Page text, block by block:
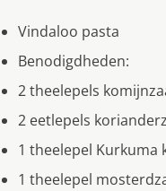
Vindaloo pasta
Benodigdheden:
2 theelepels
2 eetlepels
1 theelepel Kurkuma
1 theelepel